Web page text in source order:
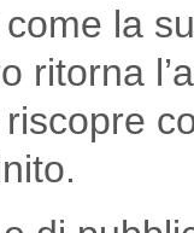
la
ritorna